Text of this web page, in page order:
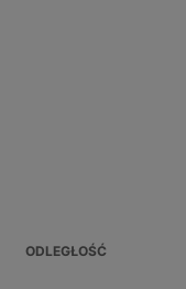
ODLEGŁOŚĆ